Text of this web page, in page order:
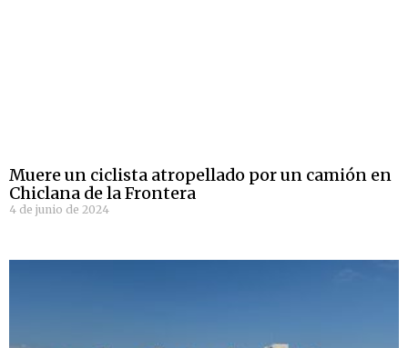
Muere un ciclista atropellado por un camión en
Chiclana de la Frontera
4 de junio de 2024